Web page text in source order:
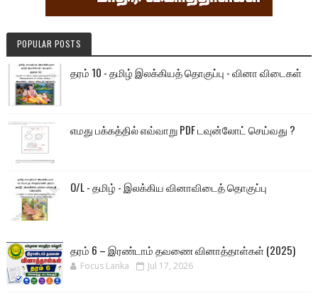
POPULAR POSTS
தரம் 10 - தமிழ் இலக்கியத் தொகுப்பு - வினா விடைகள்
எமது பக்கத்தில் எவ்வாறு PDF டவுன்லோட் செய்வது ?
O/L - தமிழ் - இலக்கிய வினாவிடைத் தொகுப்பு
தரம் 6 – இரண்டாம் தவணை வினாத்தாள்கள் (2025)
Focus Lanka Jul 17, 2026